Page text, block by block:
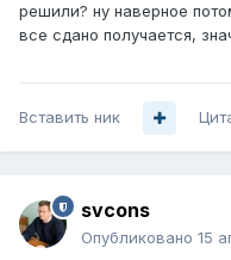
решили? ну наверное
все сдано получается,
Вставить ник
svcons
Опубликовано 15